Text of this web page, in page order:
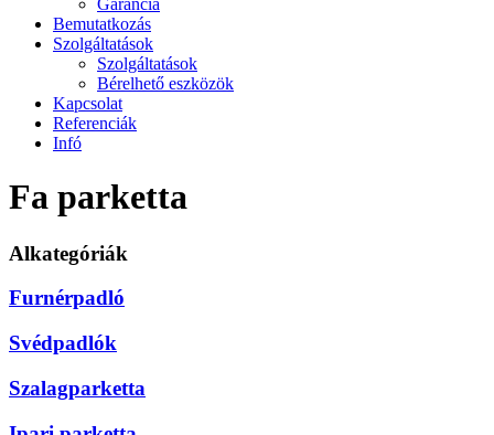
Bemutatkozás
Szolgáltatások
Szolgáltatások
Bérelhető eszközök
Kapcsolat
Referenciák
Infó
Fa parketta
Alkategóriák
Furnérpadló
Svédpadlók
Szalagparketta